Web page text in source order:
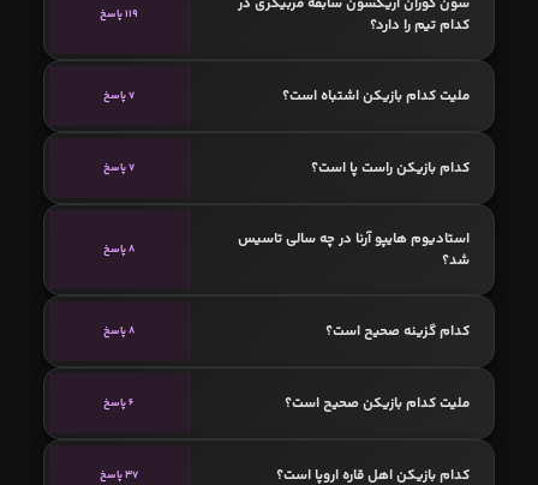
کدام تیم را دارد؟
119 پاسخ
ملیت کدام بازیکن اشتباه است؟ 7 پاسخ
کدام بازیکن راست پا است؟ 7 پاسخ
استادیوم هایپو آرنا در چه سالی تاسیس
شد؟
8 پاسخ
کدام گزینه صحیح است؟ 8 پاسخ
ملیت کدام بازیکن صحیح است؟ 6 پاسخ
کدام بازیکن اهل قاره اروپا است؟ 37 پاسخ